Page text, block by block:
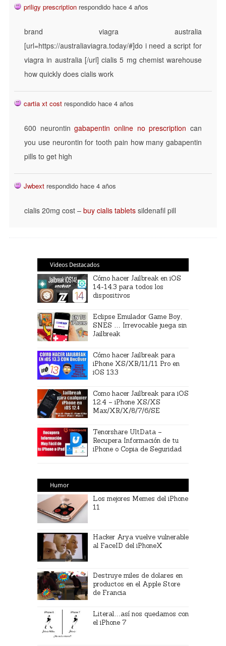
priligy prescription respondido hace 4 años
brand viagra australia
[url=https://australiaviagra.today/#]do i need a script for
viagra in australia [/url] cialis 5 mg chemist warehouse
how quickly does cialis work
cartia xt cost respondido hace 4 años
600 neurontingabapentin online no prescriptioncan
you use neurontin for tooth pain how many gabapentin
pills to get high
Jwbext respondido hace 4 años
cialis 20mg cost – buy cialis tablets sildenafil pill
Videos Destacados
Cómo hacer Jailbreak en iOS
14-14.3 para todos los
dispositivos
Eclipse Emulador Game Boy,
SNES … Irrevocable juega sin
Jailbreak
Cómo hacer Jailbreak para
iPhone XS/XR/11/11 Pro en
iOS 13.3
Como hacer Jailbreak para iOS
12.4 – iPhone XS/XS
Max/XR/X/8/7/6/SE
Tenorshare UltData –
Recupera Información de tu
iPhone o Copia de Seguridad
Humor
Los mejores Memes del iPhone
11
Hacker Arya vuelve vulnerable
al FaceID del iPhoneX
Destruye miles de dolares en
productos en el Apple Store
de Francia
Literal…así nos quedamos con
el iPhone 7